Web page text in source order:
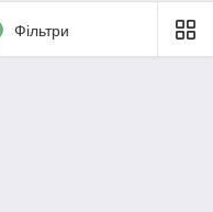
Фільтри